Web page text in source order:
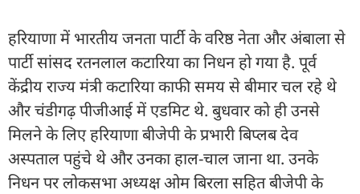
हरियाणा में भारतीय जनता पार्टी के वरिष्ठ नेता और अंबाला से
पार्टी सांसद रतनलाल कटारिया का निधन हो गया है. पूर्व
केंद्रीय राज्य मंत्री कटारिया काफी समय से बीमार चल रहे थे
और चंडीगढ़ पीजीआई में एडमिट थे. बुधवार को ही उनसे
म‍िलने के लिए हरियाणा बीजेपी के प्रभारी बिप्‍लब देव
अस्पताल पहुंचे थे और उनका हाल-चाल जाना था. उनके
निधन पर लोकसभा अध्यक्ष ओम बिरला सहित बीजेपी के